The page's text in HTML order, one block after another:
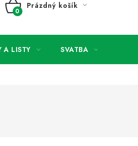
NÁKUPNÍ
Prázdný košík
A LISTY SVATBA